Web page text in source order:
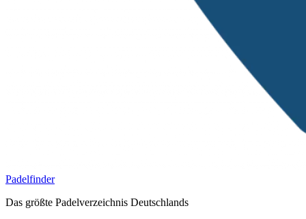
Padelfinder
Das größte Padelverzeichnis Deutschlands